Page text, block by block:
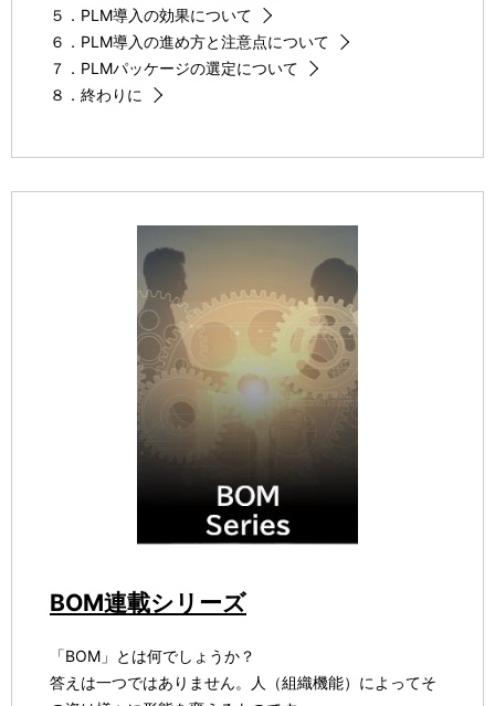
５．PLM導入の効果について
６．PLM導入の進め方と注意点について
７．PLMパッケージの選定について
８．終わりに
BOM連載シリーズ
「BOM」とは何でしょうか？
答えは一つではありません。人（組織機能）によってそ